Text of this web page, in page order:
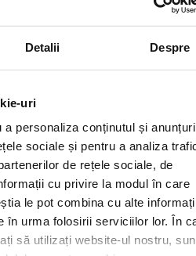
Detalii Despre
uri
personaliza conținutul și
sociale și pentru a analiza
de rețele sociale, de
cu privire la modul în care
le pot combina cu alte
în urma folosirii serviciilor lor. În
să utilizați website-ul nostru,
GALATI -
ROTTERDAM
TILBURG
UTRECHT
catre